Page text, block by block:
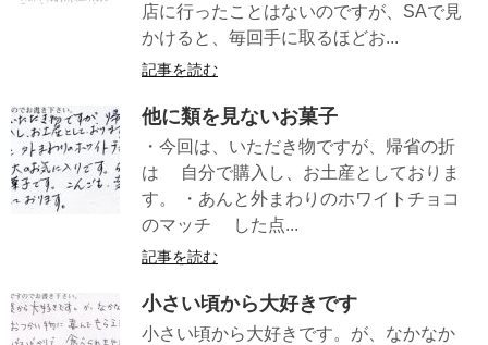
店に行ったことはないのですが、SAで見
かけると、毎回手に取るほどお...
記事を読む
他に類を見ないお菓子
・今回は、いただき物ですが、帰省の折
は 自分で購入し、お土産としておりま
す。 ・あんと外まわりのホワイトチョコ
のマッチ した点...
記事を読む
小さい頃から大好きです
小さい頃から大好きです。が、なかなか